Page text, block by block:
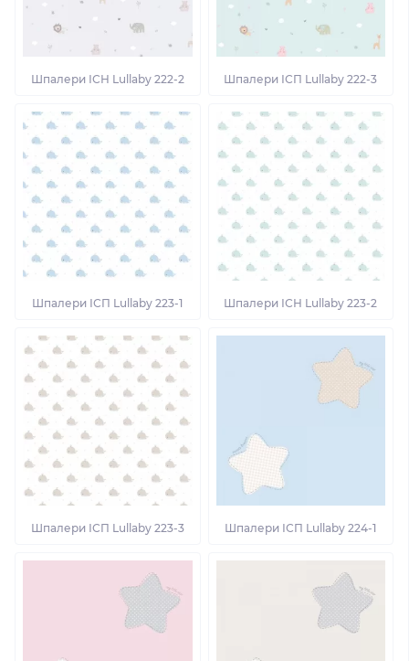
Шпалери ІСН Lullaby 222-2 Шпалери ІСП Lullaby 222-3
Шпалери ІСП Lullaby 223-1 Шпалери ІСН Lullaby 223-2
Шпалери ІСП Lullaby 223-3 Шпалери ІСП Lullaby 224-1